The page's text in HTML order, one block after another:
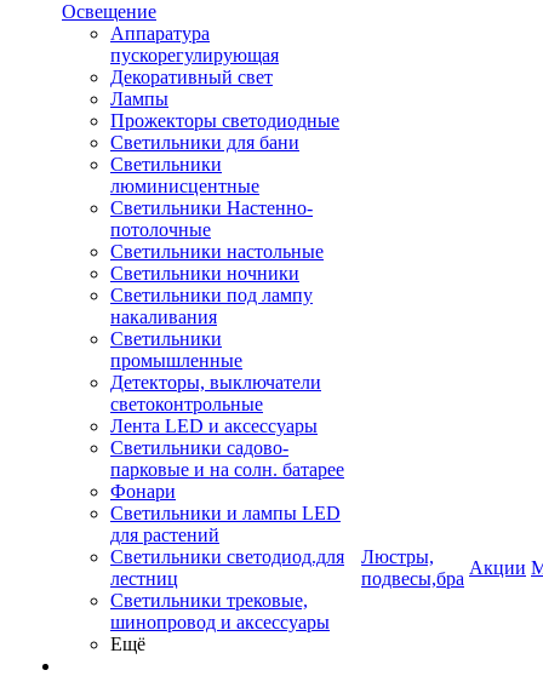
Освещение
Аппаратура
пускорегулирующая
Декоративный свет
Лампы
Прожекторы светодиодные
Светильники для бани
Светильники
люминисцентные
Светильники Настенно-
потолочные
Светильники настольные
Светильники ночники
Светильники под лампу
накаливания
Светильники
промышленные
Детекторы, выключатели
светоконтрольные
Лента LED и аксессуары
Светильники садово-
парковые и на солн. батарее
Фонари
Светильники и лампы LED
для растений
Светильники светодиод.для
лестниц
Светильники трековые,
шинопровод и аксессуары
Ещё
Люстры,
подвесы,бра
Акции